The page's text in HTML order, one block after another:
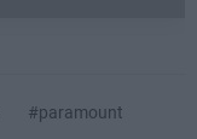
#paramount